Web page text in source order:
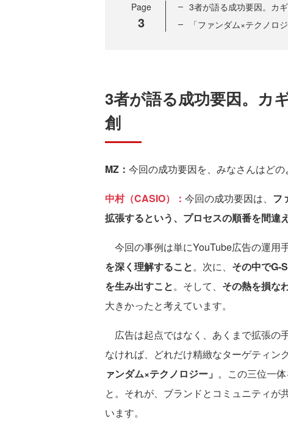
Page
3
3者が語る成功要因。カ
「ファンダム×テクノロ
3者が語る成功要因。カ
創
MZ： 今回の成功要因を、みなさんはどの
中村（CASIO）： 今回の成功要因は、 フ
拡張するという、プロセスの順番を間違
今回の事例は単にYouTube広告の運用
を深く理解すること。次に、 その中でG-
を生み出すこと。そして、 その熱を損な
大きかったと考えています。
広告は起点ではなく、あくまで拡張の
なければ、どれだけ精緻なターゲティン
ァンダム×テクノロジー」 。この三位一
と。それが、ブランドとコミュニティが
います。